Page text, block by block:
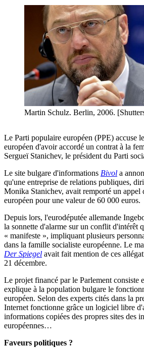
Martin Schulz. Berlin, 2006.
Le Parti populaire européen (PPE) accuse
européen d'avoir accordé un contrat à la
Sergueï Stanichev, le président du Parti
Le site bulgare d'informations Bivol a
qu'une entreprise de relations publiques,
Monika Stanichev, avait remporté un appel
européen pour une valeur de 60 000 euros.
Depuis lors, l'eurodéputée allemande
la sonnette d'alarme sur un conflit d'intérêt
« manifeste », impliquant plusieurs
dans la famille socialiste européenne. Le
Der Spiegel avait fait mention de ces
21 décembre.
Le projet financé par le Parlement consiste
explique à la population bulgare le
européen. Selon des experts cités dans la
Internet fonctionne grâce un logiciel libre
informations copiées des propres sites des
européennes…
Faveurs politiques ?